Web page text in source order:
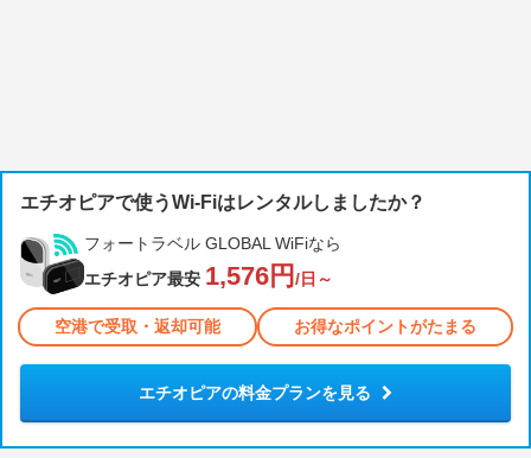
エチオピアで使うWi-Fiはレンタルしましたか？
フォートラベル GLOBAL WiFiなら
エチオピア最安 1,576円 /日～
空港で受取・返却可能 お得なポイントがたまる
エチオピアの料金プランを見る